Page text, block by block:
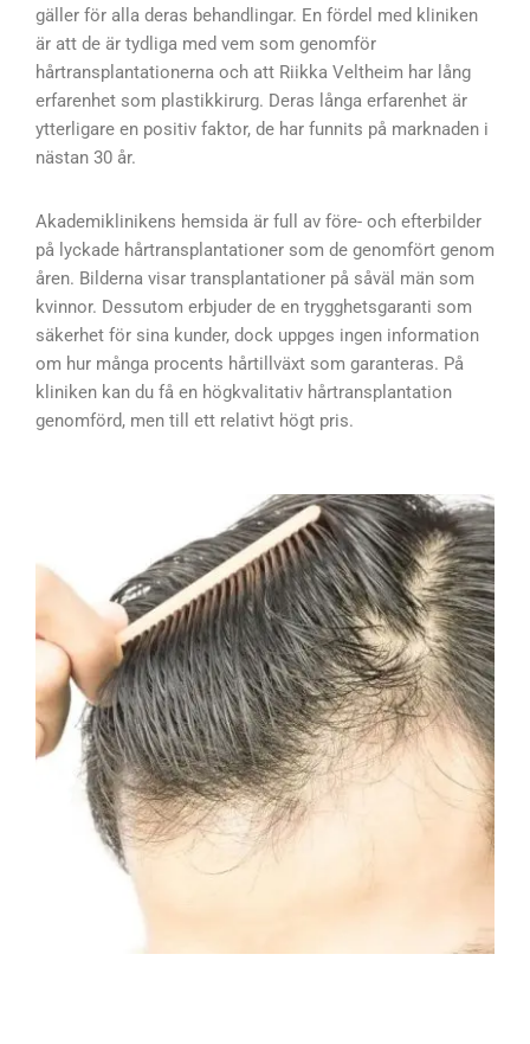
gäller för alla deras behandlingar. En fördel med kliniken
är att de är tydliga med vem som genomför
hårtransplantationerna och att Riikka Veltheim har lång
erfarenhet som plastikkirurg. Deras långa erfarenhet är
ytterligare en positiv faktor, de har funnits på marknaden i
nästan 30 år.
Akademiklinikens hemsida är full av före- och efterbilder
på lyckade hårtransplantationer som de genomfört genom
åren. Bilderna visar transplantationer på såväl män som
kvinnor. Dessutom erbjuder de en trygghetsgaranti som
säkerhet för sina kunder, dock uppges ingen information
om hur många procents hårtillväxt som garanteras. På
kliniken kan du få en högkvalitativ hårtransplantation
genomförd, men till ett relativt högt pris.